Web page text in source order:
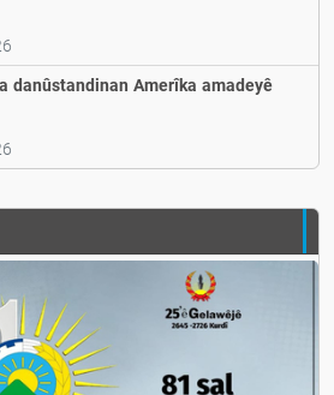
bi teqeya hêzên rejîmê û teqîna
danûstandinan Amerîka amadeyê